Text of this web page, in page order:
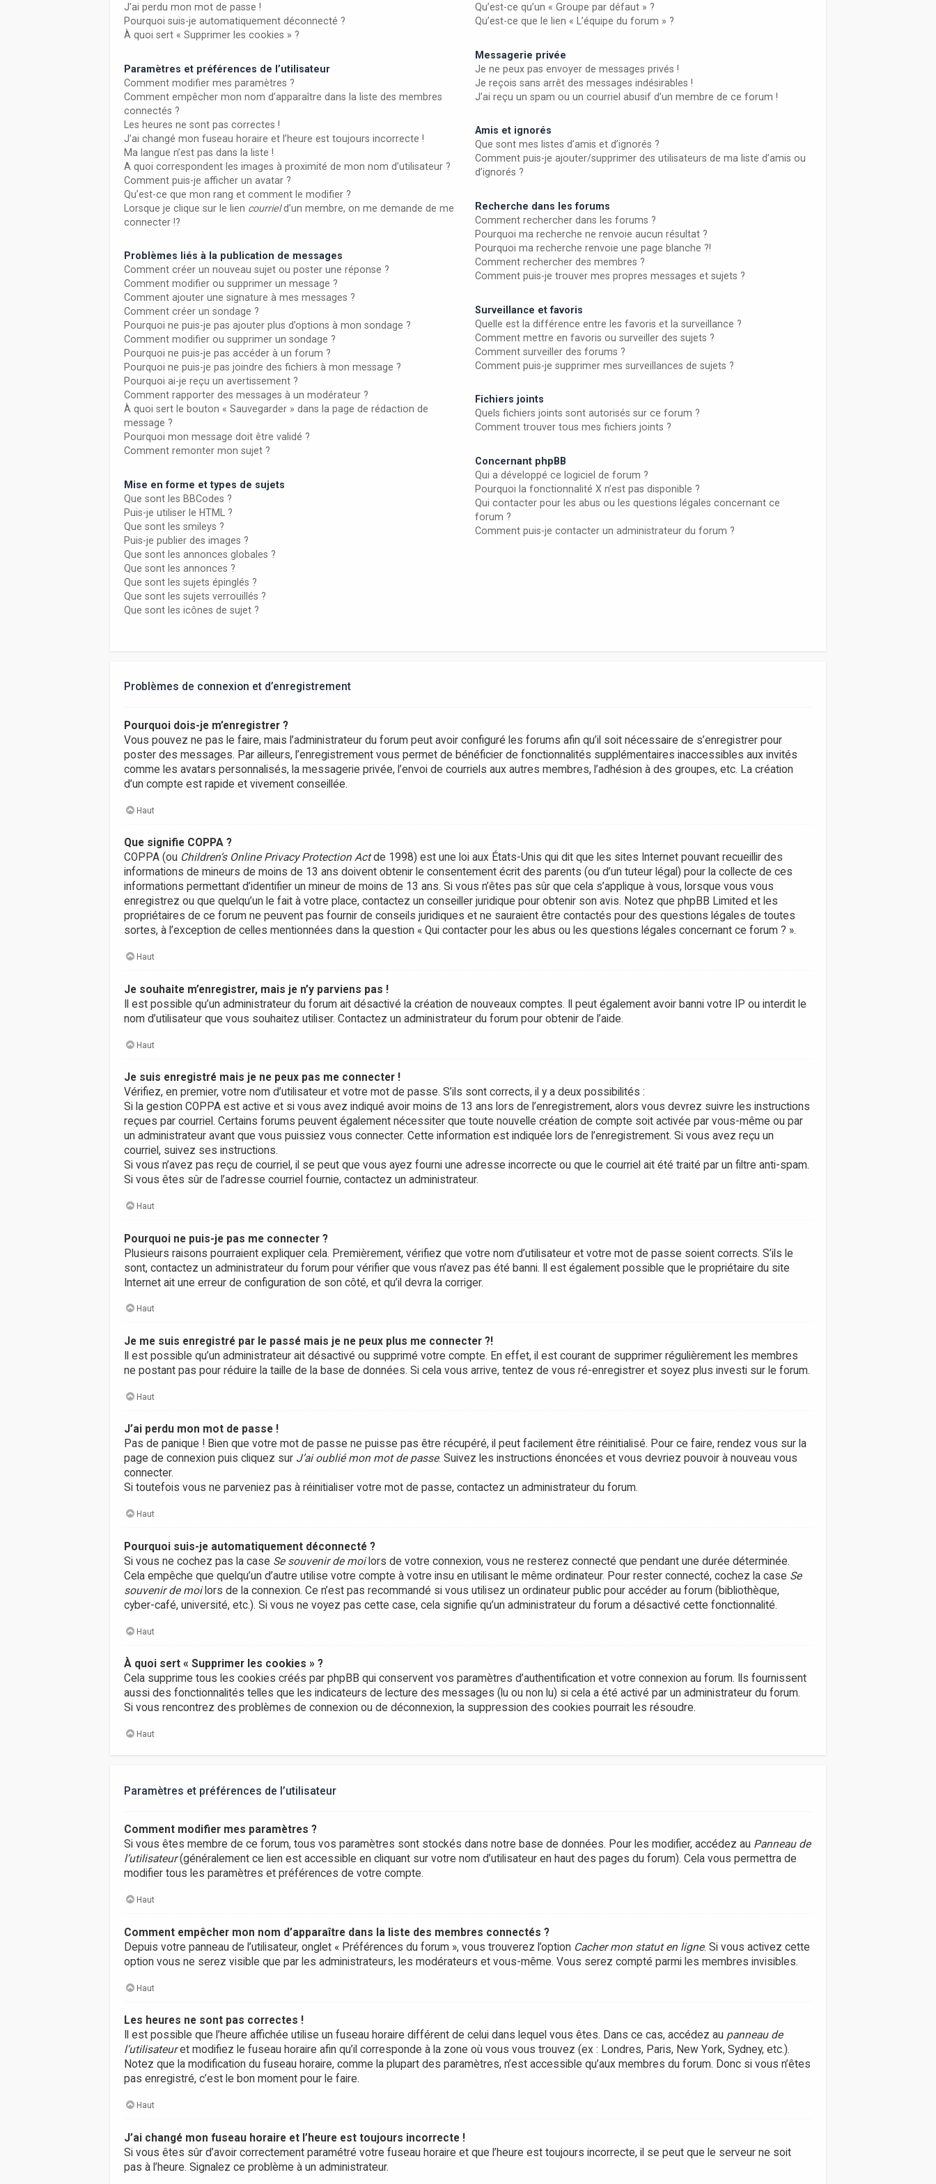
J’ai perdu mon mot de passe !
Pourquoi suis-je automatiquement déconnecté ?
À quoi sert « Supprimer les cookies » ?
Paramètres et préférences de l’utilisateur
Comment modifier mes paramètres ?
Comment empêcher mon nom d’apparaître dans la liste des membres
connectés ?
Les heures ne sont pas correctes !
J’ai changé mon fuseau horaire et l’heure est toujours incorrecte !
Ma langue n’est pas dans la liste !
A quoi correspondent les images à proximité de mon nom d’utilisateur ?
Comment puis-je afficher un avatar ?
Qu’est-ce que mon rang et comment le modifier ?
Lorsque je clique sur le lien courrield’un membre, on me demande de me
connecter !?
Problèmes liés à la publication de messages
Comment créer un nouveau sujet ou poster une réponse ?
Comment modifier ou supprimer un message ?
Comment ajouter une signature à mes messages ?
Comment créer un sondage ?
Pourquoi ne puis-je pas ajouter plus d’options à mon sondage ?
Comment modifier ou supprimer un sondage ?
Pourquoi ne puis-je pas accéder à un forum ?
Pourquoi ne puis-je pas joindre des fichiers à mon message ?
Pourquoi ai-je reçu un avertissement ?
Comment rapporter des messages à un modérateur ?
À quoi sert le bouton « Sauvegarder » dans la page de rédaction de
message ?
Pourquoi mon message doit être validé ?
Comment remonter mon sujet ?
Mise en forme et types de sujets
Que sont les BBCodes ?
Puis-je utiliser le HTML ?
Que sont les smileys ?
Puis-je publier des images ?
Que sont les annonces globales ?
Que sont les annonces ?
Que sont les sujets épinglés ?
Que sont les sujets verrouillés ?
Que sont les icônes de sujet ?
Qu’est-ce qu’un « Groupe par défaut » ?
Qu’est-ce que le lien « L’équipe du forum » ?
Messagerie privée
Je ne peux pas envoyer de messages privés !
Je reçois sans arrêt des messages indésirables !
J’ai reçu un spam ou un courriel abusif d’un membre de ce forum !
Amis et ignorés
Que sont mes listes d’amis et d’ignorés ?
Comment puis-je ajouter/supprimer des utilisateurs de ma liste d’amis ou
d’ignorés ?
Recherche dans les forums
Comment rechercher dans les forums ?
Pourquoi ma recherche ne renvoie aucun résultat ?
Pourquoi ma recherche renvoie une page blanche ?!
Comment rechercher des membres ?
Comment puis-je trouver mes propres messages et sujets ?
Surveillance et favoris
Quelle est la différence entre les favoris et la surveillance ?
Comment mettre en favoris ou surveiller des sujets ?
Comment surveiller des forums ?
Comment puis-je supprimer mes surveillances de sujets ?
Fichiers joints
Quels fichiers joints sont autorisés sur ce forum ?
Comment trouver tous mes fichiers joints ?
Concernant phpBB
Qui a développé ce logiciel de forum ?
Pourquoi la fonctionnalité X n’est pas disponible ?
Qui contacter pour les abus ou les questions légales concernant ce
forum ?
Comment puis-je contacter un administrateur du forum ?
Problèmes de connexion et d’enregistrement
Pourquoi dois-je m’enregistrer ?
Vous pouvez ne pas le faire, mais l’administrateur du forum peut avoir configuré les forums afin qu’il soit nécessaire de s’enregistrer pour
poster des messages. Par ailleurs, l’enregistrement vous permet de bénéficier de fonctionnalités supplémentaires inaccessibles aux invités
comme les avatars personnalisés, la messagerie privée, l’envoi de courriels aux autres membres, l’adhésion à des groupes, etc. La création
d’un compte est rapide et vivement conseillée.
Haut
Que signifie COPPA ?
COPPA (ou Children’s Online Privacy Protection Actde 1998) est une loi aux États-Unis qui dit que les sites Internet pouvant recueillir des
informations de mineurs de moins de 13 ans doivent obtenir le consentement écrit des parents (ou d’un tuteur légal) pour la collecte de ces
informations permettant d’identifier un mineur de moins de 13 ans. Si vous n’êtes pas sûr que cela s’applique à vous, lorsque vous vous
enregistrez ou que quelqu’un le fait à votre place, contactez un conseiller juridique pour obtenir son avis. Notez que phpBB Limited et les
propriétaires de ce forum ne peuvent pas fournir de conseils juridiques et ne sauraient être contactés pour des questions légales de toutes
sortes, à l’exception de celles mentionnées dans la question « Qui contacter pour les abus ou les questions légales concernant ce forum ? ».
Haut
Je souhaite m’enregistrer, mais je n’y parviens pas !
Il est possible qu’un administrateur du forum ait désactivé la création de nouveaux comptes. Il peut également avoir banni votre IP ou interdit le
nom d’utilisateur que vous souhaitez utiliser. Contactez un administrateur du forum pour obtenir de l’aide.
Haut
Je suis enregistré mais je ne peux pas me connecter !
Vérifiez, en premier, votre nom d’utilisateur et votre mot de passe. S’ils sont corrects, il y a deux possibilités :
Si la gestion COPPA est active et si vous avez indiqué avoir moins de 13 ans lors de l’enregistrement, alors vous devrez suivre les instructions
reçues par courriel. Certains forums peuvent également nécessiter que toute nouvelle création de compte soit activée par vous-même ou par
un administrateur avant que vous puissiez vous connecter. Cette information est indiquée lors de l’enregistrement. Si vous avez reçu un
courriel, suivez ses instructions.
Si vous n’avez pas reçu de courriel, il se peut que vous ayez fourni une adresse incorrecte ou que le courriel ait été traité par un filtre anti-spam.
Si vous êtes sûr de l’adresse courriel fournie, contactez un administrateur.
Haut
Pourquoi ne puis-je pas me connecter ?
Plusieurs raisons pourraient expliquer cela. Premièrement, vérifiez que votre nom d’utilisateur et votre mot de passe soient corrects. S’ils le
sont, contactez un administrateur du forum pour vérifier que vous n’avez pas été banni. Il est également possible que le propriétaire du site
Internet ait une erreur de configuration de son côté, et qu’il devra la corriger.
Haut
Je me suis enregistré par le passé mais je ne peux plus me connecter ?!
Il est possible qu’un administrateur ait désactivé ou supprimé votre compte. En effet, il est courant de supprimer régulièrement les membres
ne postant pas pour réduire la taille de la base de données. Si cela vous arrive, tentez de vous ré-enregistrer et soyez plus investi sur le forum.
Haut
J’ai perdu mon mot de passe !
Pas de panique ! Bien que votre mot de passe ne puisse pas être récupéré, il peut facilement être réinitialisé. Pour ce faire, rendez vous sur la
page de connexion puis cliquez sur J’ai oublié mon mot de passe. Suivez les instructions énoncées et vous devriez pouvoir à nouveau vous
connecter.
Si toutefois vous ne parveniez pas à réinitialiser votre mot de passe, contactez un administrateur du forum.
Haut
Pourquoi suis-je automatiquement déconnecté ?
Si vous ne cochez pas la case Se souvenir de moilors de votre connexion, vous ne resterez connecté que pendant une durée déterminée.
Cela empêche que quelqu’un d’autre utilise votre compte à votre insu en utilisant le même ordinateur. Pour rester connecté, cochez la case Se
souvenir de moilors de la connexion. Ce n’est pas recommandé si vous utilisez un ordinateur public pour accéder au forum (bibliothèque,
cyber-café, université, etc.). Si vous ne voyez pas cette case, cela signifie qu’un administrateur du forum a désactivé cette fonctionnalité.
Haut
À quoi sert « Supprimer les cookies » ?
Cela supprime tous les cookies créés par phpBB qui conservent vos paramètres d’authentification et votre connexion au forum. Ils fournissent
aussi des fonctionnalités telles que les indicateurs de lecture des messages (lu ou non lu) si cela a été activé par un administrateur du forum.
Si vous rencontrez des problèmes de connexion ou de déconnexion, la suppression des cookies pourrait les résoudre.
Haut
Paramètres et préférences de l’utilisateur
Comment modifier mes paramètres ?
Si vous êtes membre de ce forum, tous vos paramètres sont stockés dans notre base de données. Pour les modifier, accédez au Panneau de
l’utilisateur(généralement ce lien est accessible en cliquant sur votre nom d’utilisateur en haut des pages du forum). Cela vous permettra de
modifier tous les paramètres et préférences de votre compte.
Haut
Comment empêcher mon nom d’apparaître dans la liste des membres connectés ?
Depuis votre panneau de l’utilisateur, onglet « Préférences du forum », vous trouverez l’option Cacher mon statut en ligne. Si vous activez cette
option vous ne serez visible que par les administrateurs, les modérateurs et vous-même. Vous serez compté parmi les membres invisibles.
Haut
Les heures ne sont pas correctes !
Il est possible que l’heure affichée utilise un fuseau horaire différent de celui dans lequel vous êtes. Dans ce cas, accédez au panneau de
l’utilisateuret modifiez le fuseau horaire afin qu’il corresponde à la zone où vous vous trouvez (ex : Londres, Paris, New York, Sydney, etc.).
Notez que la modification du fuseau horaire, comme la plupart des paramètres, n’est accessible qu’aux membres du forum. Donc si vous n’êtes
pas enregistré, c’est le bon moment pour le faire.
Haut
J’ai changé mon fuseau horaire et l’heure est toujours incorrecte !
Si vous êtes sûr d’avoir correctement paramétré votre fuseau horaire et que l’heure est toujours incorrecte, il se peut que le serveur ne soit
pas à l’heure. Signalez ce problème à un administrateur.